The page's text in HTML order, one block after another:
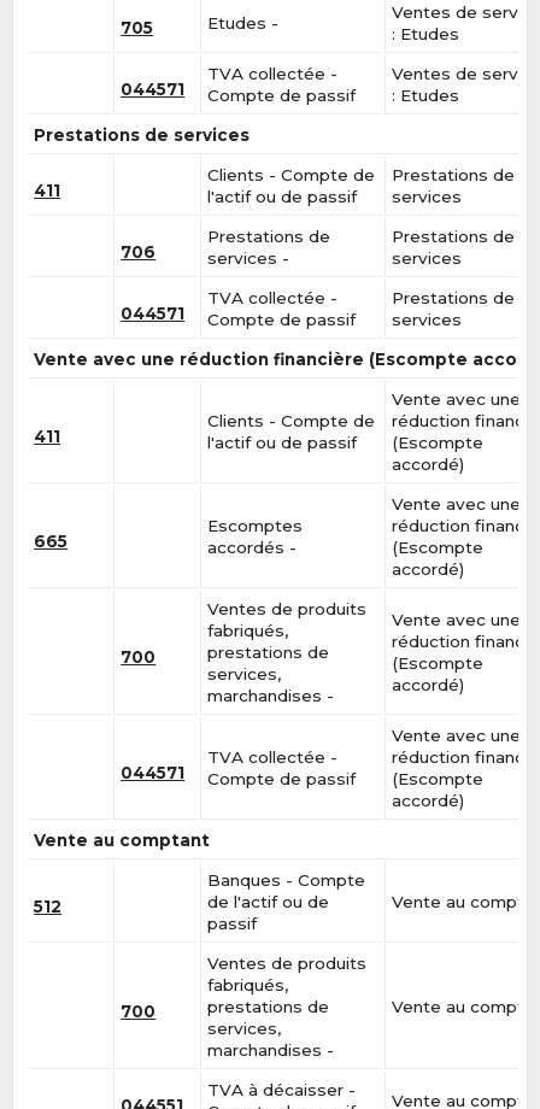
705 Etudes -
Ventes de
: Etudes
044571
TVA collectée -
Compte de passif
Ventes de
: Etudes
Prestations de services
411
Clients - Compte de
l'actif ou de passif
Prestations de
services
706
Prestations de
services -
Prestations de
services
044571
TVA collectée -
Compte de passif
Prestations de
services
Vente avec une réduction financière (Escompte
411
Clients - Compte de
l'actif ou de passif
Vente avec une
réduction
(Escompte
accordé)
665
Escomptes
accordés -
Vente avec une
réduction
(Escompte
accordé)
700
Ventes de produits
fabriqués,
prestations de
services,
marchandises -
Vente avec une
réduction
(Escompte
accordé)
044571
TVA collectée -
Compte de passif
Vente avec une
réduction
(Escompte
accordé)
Vente au comptant
512
Banques - Compte
de l'actif ou de
passif
Vente au
700
Ventes de produits
fabriqués,
prestations de
services,
marchandises -
Vente au
TVA à décaisser -
Vente au